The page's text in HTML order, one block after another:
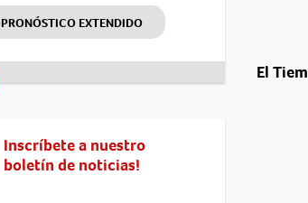
PRONÓSTICO EXTENDIDO
El
Inscríbete a nuestro
boletín de noticias!